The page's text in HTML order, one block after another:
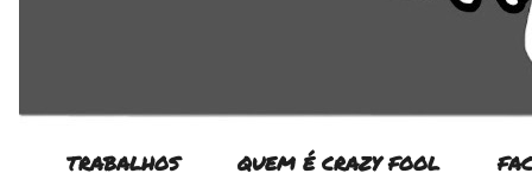
TRABALHOS QUEM É CRAZY FOOL